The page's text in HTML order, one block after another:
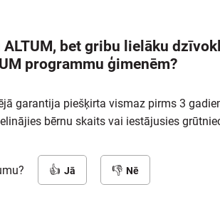
bet gribu lielāku
programmu ģimenēm?
garantija piešķirta vismaz pirms 3
bērnu skaits vai iestājusies
Jā Nē